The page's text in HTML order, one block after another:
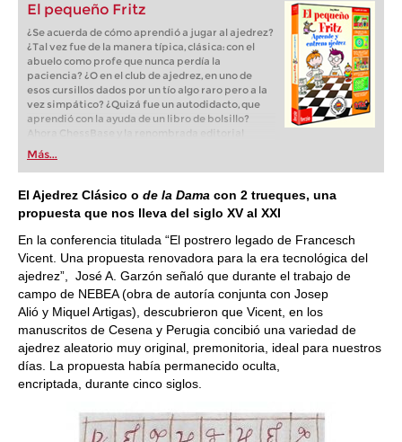
El pequeño Fritz
¿Se acuerda de cómo aprendió a jugar al ajedrez?
¿Tal vez fue de la manera típica, clásica: con el
abuelo como profe que nunca perdía la
paciencia? ¿O en el club de ajedrez, en uno de
esos cursillos dados por un tío algo raro pero a la
vez simpático? ¿Quizá fue un autodidacto, que
aprendió con la ayuda de un libro de bolsillo?
Ahora ChessBase y la renombrada editorial
alemana Terzio, especializada en software para
niños, acaban de publicar un programa
interactivo de enseñanza para aprender y
entrenar ajedrez.
Más...
El Ajedrez Clásico o de la Dama con 2 trueques, una
propuesta que nos lleva del siglo XV al XXI
En la conferencia titulada “El postrero legado de Francesch
Vicent. Una propuesta renovadora para la era tecnológica del
ajedrez”, José A. Garzón señaló que durante el trabajo de
campo de NEBEA (obra de autoría conjunta con Josep
Alió y Miquel Artigas), descubrieron que Vicent, en los
manuscritos de Cesena y Perugia concibió una variedad de
ajedrez aleatorio muy original, premonitoria, ideal para nuestros
días. La propuesta había permanecido oculta,
encriptada, durante cinco siglos.